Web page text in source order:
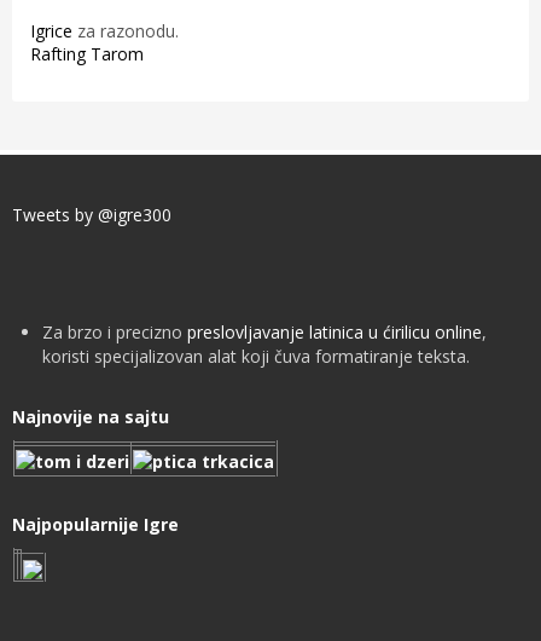
Igrice za razonodu.
Rafting Tarom
Tweets by @igre300
Za brzo i precizno preslovljavanje latinica u ćirilicu online,
koristi specijalizovan alat koji čuva formatiranje teksta.
Najnovije na sajtu
Najpopularnije Igre